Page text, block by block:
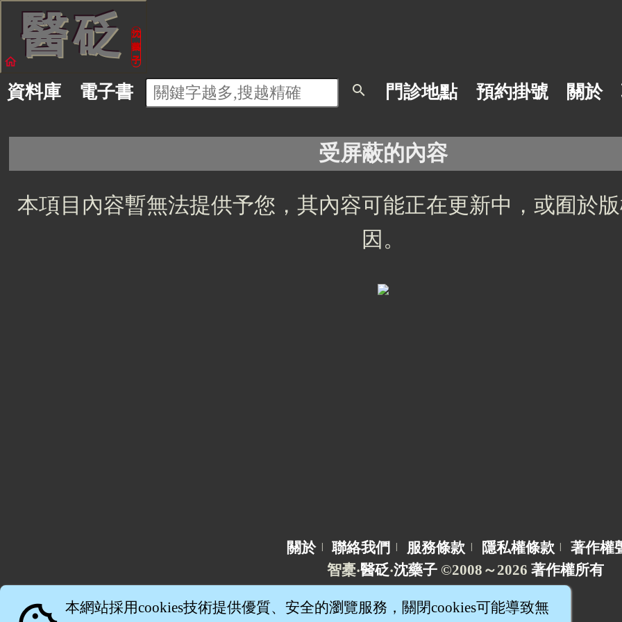
醫砭
沈
藥
子
home
資料庫 電子書 search 門診地點 預約掛號 關於
受屏蔽的內容
本項目內容暫無法提供予您，其內容可能正在更新中，或囿於
因。
關於 聯絡我們 服務條款 隱私權條款
著作權
智橐‧醫砭‧沈藥子©2008～2026 著作權所有
本網站採用cookies技術提供優質、安全的瀏覽服務，關閉cookies可能導致無